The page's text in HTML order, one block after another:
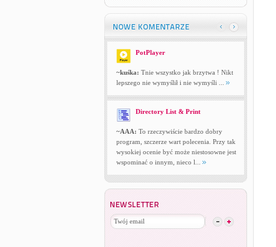
PotPlayer
~kuśka: Tnie wszystko jak brzytwa ! Nikt
lepszego nie wymyślił i nie wymyśli ...
Directory List & Print
~AAA: To rzeczywiście bardzo dobry
program, szczerze wart polecenia. Przy tak
wysokiej ocenie być może niestosowne jest
wspominać o innym, nieco l...